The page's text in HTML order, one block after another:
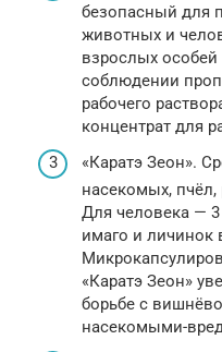
безопасный для
животных и
взрослых
соблюдении
рабочего
концентрат для
«Каратэ Зеон».
насекомых, пчёл,
Для человека — 3
имаго и личинок
«Каратэ Зеон»
борьбе с
насекомыми-